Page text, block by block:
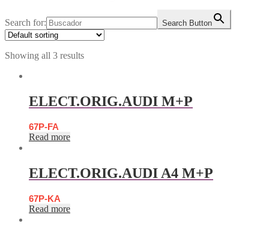
Search for: Search Button
Showing all 3 results
ELECT.ORIG.AUDI M+P
67P-FA
Read more
ELECT.ORIG.AUDI A4 M+P
67P-KA
Read more